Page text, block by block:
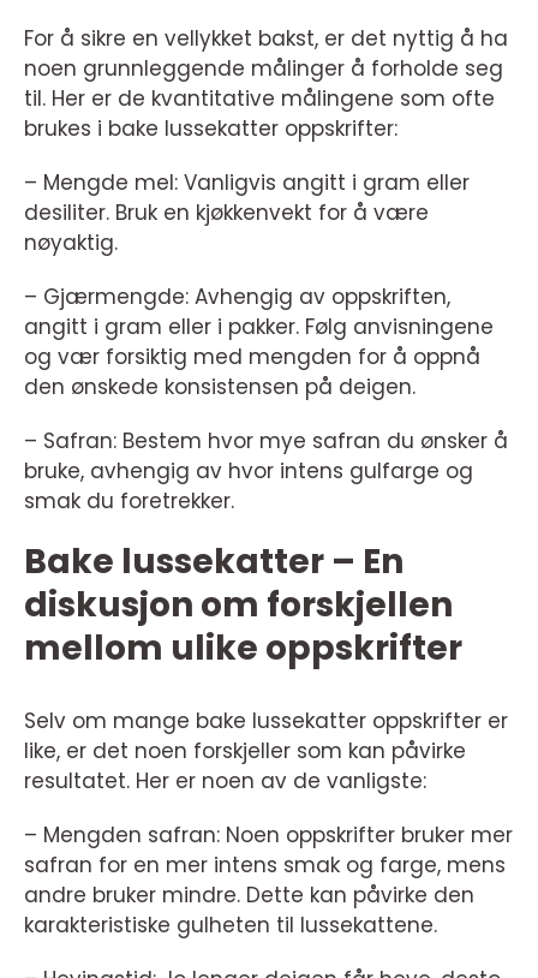
For å sikre en vellykket bakst, er det nyttig å ha
noen grunnleggende målinger å forholde seg
til. Her er de kvantitative målingene som ofte
brukes i bake lussekatter oppskrifter:
– Mengde mel: Vanligvis angitt i gram eller
desiliter. Bruk en kjøkkenvekt for å være
nøyaktig.
– Gjærmengde: Avhengig av oppskriften,
angitt i gram eller i pakker. Følg anvisningene
og vær forsiktig med mengden for å oppnå
den ønskede konsistensen på deigen.
– Safran: Bestem hvor mye safran du ønsker å
bruke, avhengig av hvor intens gulfarge og
smak du foretrekker.
Bake lussekatter – En
diskusjon om forskjellen
mellom ulike oppskrifter
Selv om mange bake lussekatter oppskrifter er
like, er det noen forskjeller som kan påvirke
resultatet. Her er noen av de vanligste:
– Mengden safran: Noen oppskrifter bruker mer
safran for en mer intens smak og farge, mens
andre bruker mindre. Dette kan påvirke den
karakteristiske gulheten til lussekattene.